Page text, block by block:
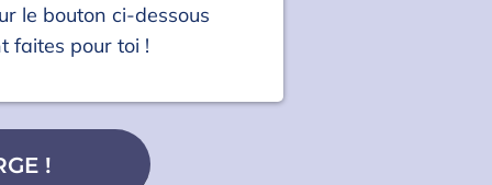
le bouton ci-dessous
faites pour toi !
!